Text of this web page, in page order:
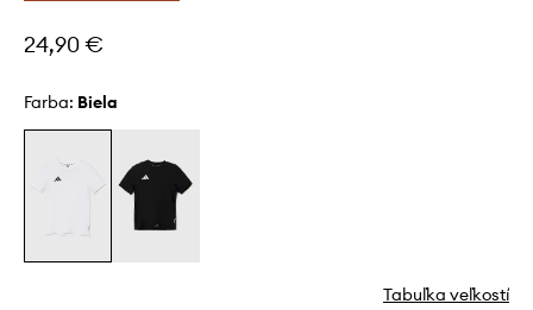
24,90 €
Farba: biela
Tabuľka veľkostí